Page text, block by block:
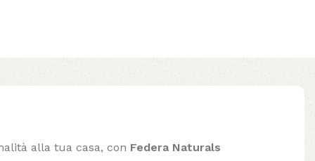
alla tua casa, con Federa Naturals